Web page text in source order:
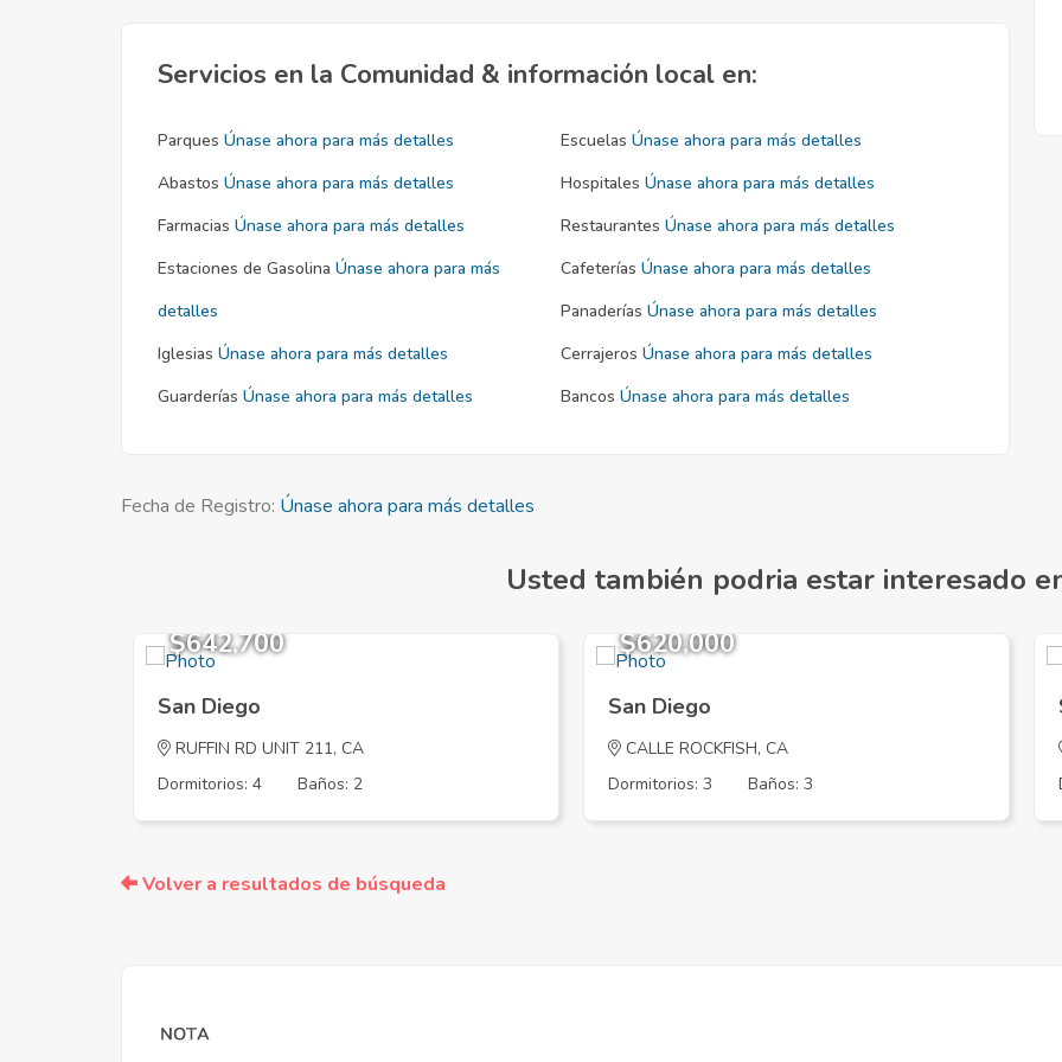
Servicios en la Comunidad & información local en:
Parques Únase ahora para más detalles Escuelas Únase ahora para más detalles
Abastos Únase ahora para más detalles Hospitales Únase ahora para más detalles
Farmacias Únase ahora para más detalles Restaurantes Únase ahora para más detalles
Estaciones de Gasolina Únase ahora para más
detalles
Cafeterías Únase ahora para más detalles
Panaderías Únase ahora para más detalles
Iglesias Únase ahora para más detalles Cerrajeros Únase ahora para más detalles
Guarderías Únase ahora para más detalles Bancos Únase ahora para más detalles
Fecha de Registro: Únase ahora para más detalles
Usted también podria estar interesado
$642,700
San Diego
RUFFIN RD UNIT 211, CA
Dormitorios: 4
Baños: 2
$620,000
San Diego
CALLE ROCKFISH, CA
Dormitorios: 3
Baños: 3
Volver a resultados de búsqueda